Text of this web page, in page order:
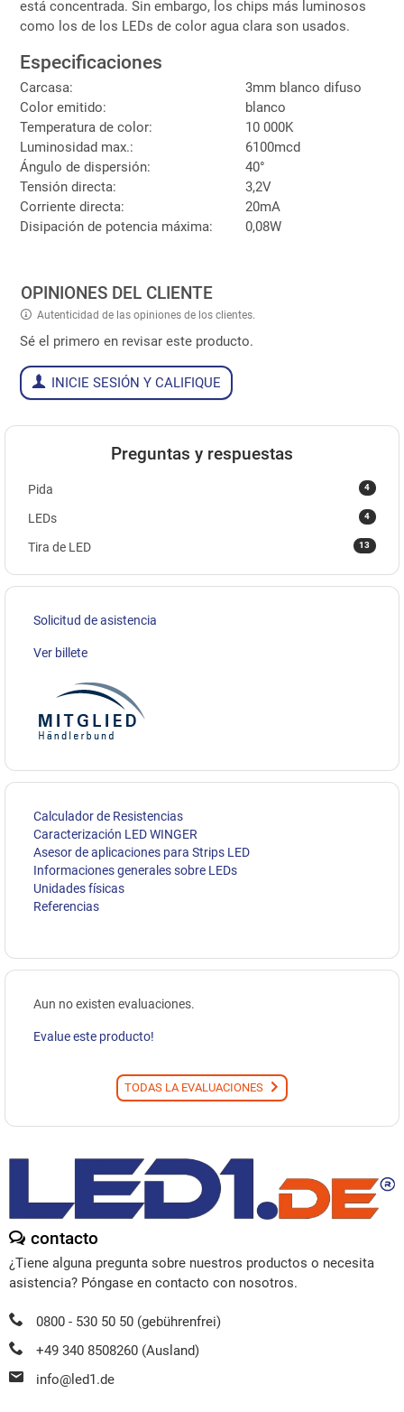
está concentrada. Sin embargo, los chips más luminosos
como los de los LEDs de color agua clara son usados.
Especificaciones
Carcasa:
3mm blanco difuso
Color emitido:
blanco
Temperatura de color:
10 000K
Luminosidad max.:
6100mcd
Ángulo de dispersión:
40°
Tensión directa:
3,2V
Corriente directa:
20mA
Disipación de potencia máxima:
0,08W
OPINIONES DEL CLIENTE
Autenticidad de las opiniones de los clientes.
Sé el primero en revisar este producto.
INICIE SESIÓN Y CALIFIQUE
Preguntas y respuestas
4
Pida
4
LEDs
13
Tira de LED
Solicitud de asistencia
Ver billete
Calculador de Resistencias
Caracterización LED WINGER
Asesor de aplicaciones para Strips LED
Informaciones generales sobre LEDs
Unidades físicas
Referencias
Aun no existen evaluaciones.
Evalue este producto!
TODAS LA EVALUACIONES
contacto
¿Tiene alguna pregunta sobre nuestros productos o necesita
asistencia? Póngase en contacto con nosotros.
0800 - 530 50 50 (gebührenfrei)
+49 340 8508260 (Ausland)
info@led1.de